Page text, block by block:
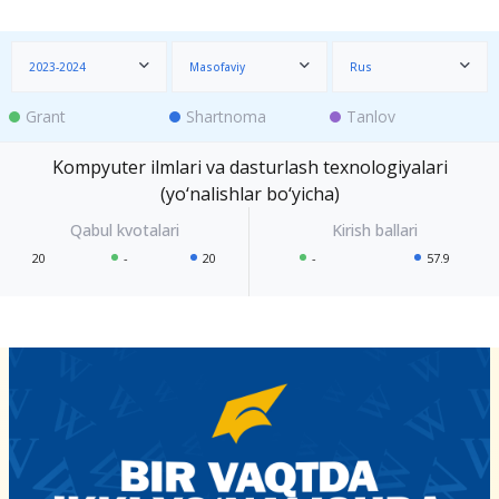
2023-2024 Masofaviy Rus
Grant Shartnoma Tanlov
Kompyuter ilmlari va dasturlash texnologiyalari
(yo‘nalishlar bo‘yicha)
20 - 20 - 57.9